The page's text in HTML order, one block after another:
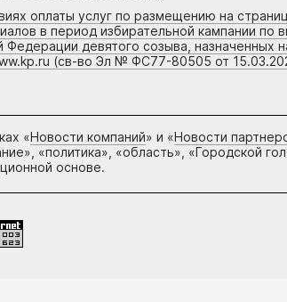
оплаты услуг по размещению на
в период избирательной кампании
девятого созыва, назначенных
(св-во Эл № ФС77-80505 от
«Новости компаний» и «Новости
«политика», «область», «Городской
основе.